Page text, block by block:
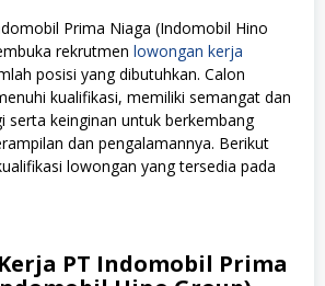
Prima Niaga (Indomobil Hino
rekrutmen lowongan kerja
posisi yang dibutuhkan. Calon
kualifikasi, memiliki semangat dan
serta keinginan untuk berkembang
dan pengalamannya. Berikut
lowongan yang tersedia pada
PT Indomobil Prima